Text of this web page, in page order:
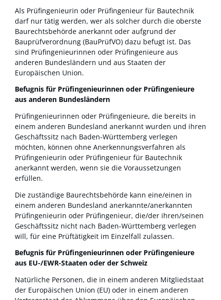
Als Prüfingenieurin oder Prüfingenieur für Bautechnik
darf nur tätig werden, wer als solcher durch die oberste
Baurechtsbehörde anerkannt oder aufgrund der
Bauprüfverordnung (BauPrüfVO) dazu befugt ist. Das
sind Prüfingenieurinnen oder Prüfingenieure aus
anderen Bundesländern und aus Staaten der
Europäischen Union.
Befugnis für Prüfingenieurinnen oder Prüfingenieure
aus anderen Bundesländern
Prüfingenieurinnen oder Prüfingenieure, die bereits in
einem anderen Bundesland anerkannt wurden und ihren
Geschäftssitz nach Baden-Württemberg verlegen
möchten, können ohne Anerkennungsverfahren als
Prüfingenieurin oder Prüfingenieur für Bautechnik
anerkannt werden, wenn sie die Voraussetzungen
erfüllen.
Die zuständige Baurechtsbehörde kann eine/einen in
einem anderen Bundesland anerkannte/anerkannten
Prüfingenieurin oder Prüfingenieur, die/der ihren/seinen
Geschäftssitz nicht nach Baden-Württemberg verlegen
will, für eine Prüftätigkeit im Einzelfall zulassen.
Befugnis für Prüfingenieurinnen oder Prüfingenieure
aus EU-/EWR-Staaten oder der Schweiz
Natürliche Personen, die in einem anderen Mitgliedstaat
der Europäischen Union (EU) oder in einem anderen